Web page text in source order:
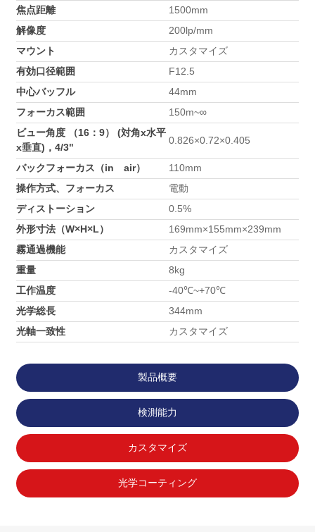
焦点距離
1500mm
解像度
200lp/mm
マウント
カスタマイズ
有効口径範囲
F12.5
中心バッフル
44mm
フォーカス範囲
150m~∞
ビュー角度 （16：9） (対角x水平
x垂直)，4/3"
0.826×0.72×0.405
バックフォーカス（in air）
110mm
操作方式、フォーカス
電動
ディストーション
0.5%
外形寸法（W×H×L）
169mm×155mm×239mm
霧通過機能
カスタマイズ
重量
8kg
工作温度
-40℃~+70℃
光学総長
344mm
光軸一致性
カスタマイズ
製品概要
検測能力
カスタマイズ
光学コーティング